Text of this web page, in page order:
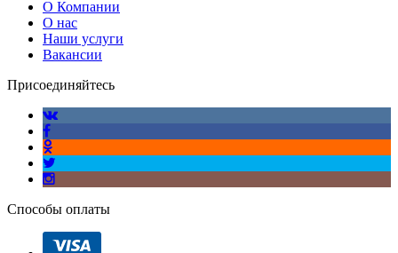
О Компании
О нас
Наши услуги
Вакансии
Присоединяйтесь
Способы оплаты